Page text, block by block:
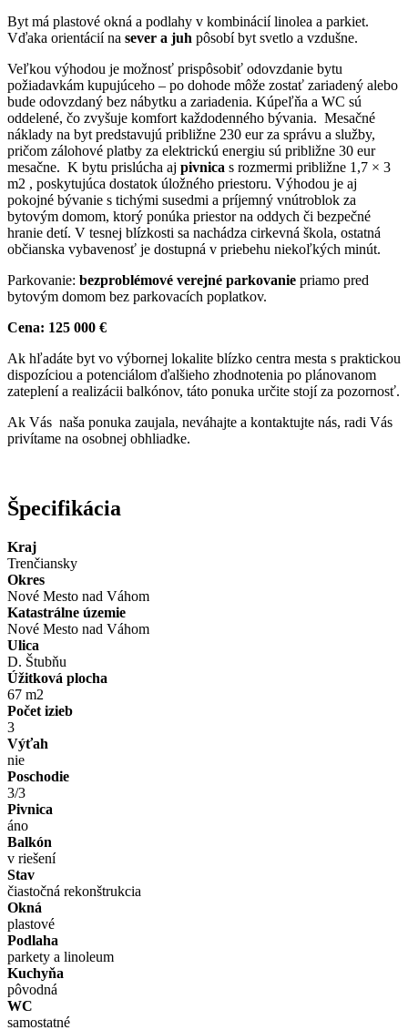
Byt má plastové okná a podlahy v kombinácií linolea a parkiet.
Vďaka orientácií na sever a juh pôsobí byt svetlo a vzdušne.
Veľkou výhodou je možnosť prispôsobiť odovzdanie bytu
požiadavkám kupujúceho – po dohode môže zostať zariadený alebo
bude odovzdaný bez nábytku a zariadenia. Kúpeľňa a WC sú
oddelené, čo zvyšuje komfort každodenného bývania. Mesačné
náklady na byt predstavujú približne 230 eur za správu a služby,
pričom zálohové platby za elektrickú energiu sú približne 30 eur
mesačne. K bytu prislúcha aj pivnica s rozmermi približne 1,7 × 3
m2 , poskytujúca dostatok úložného priestoru. Výhodou je aj
pokojné bývanie s tichými susedmi a príjemný vnútroblok za
bytovým domom, ktorý ponúka priestor na oddych či bezpečné
hranie detí. V tesnej blízkosti sa nachádza cirkevná škola, ostatná
občianska vybavenosť je dostupná v priebehu niekoľkých minút.
Parkovanie: bezproblémové verejné parkovanie priamo pred
bytovým domom bez parkovacích poplatkov.
Cena: 125 000 €
Ak hľadáte byt vo výbornej lokalite blízko centra mesta s praktickou
dispozíciou a potenciálom ďalšieho zhodnotenia po plánovanom
zateplení a realizácii balkónov, táto ponuka určite stojí za pozornosť.
Ak Vás naša ponuka zaujala, neváhajte a kontaktujte nás, radi Vás
privítame na osobnej obhliadke.
Špecifikácia
Kraj
Trenčiansky
Okres
Nové Mesto nad Váhom
Katastrálne územie
Nové Mesto nad Váhom
Ulica
D. Štubňu
Úžitková plocha
67 m2
Počet izieb
3
Výťah
nie
Poschodie
3/3
Pivnica
áno
Balkón
v riešení
Stav
čiastočná rekonštrukcia
Okná
plastové
Podlaha
parkety a linoleum
Kuchyňa
pôvodná
WC
samostatné